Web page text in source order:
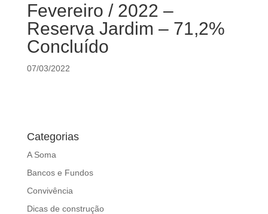
s
f
e
o
u
d
b
e
Fevereiro / 2022 –
Reserva Jardim – 71,2%
Concluído
07/03/2022
Categorias
A Soma
Bancos e Fundos
Convivência
Dicas de construção